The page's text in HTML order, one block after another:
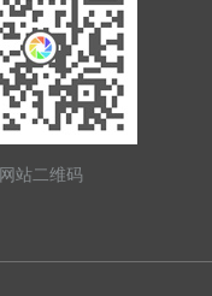
网站二维码